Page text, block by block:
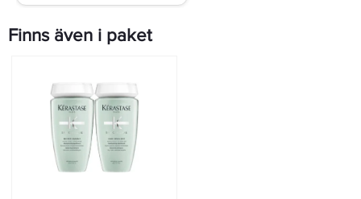
Finns även i paket